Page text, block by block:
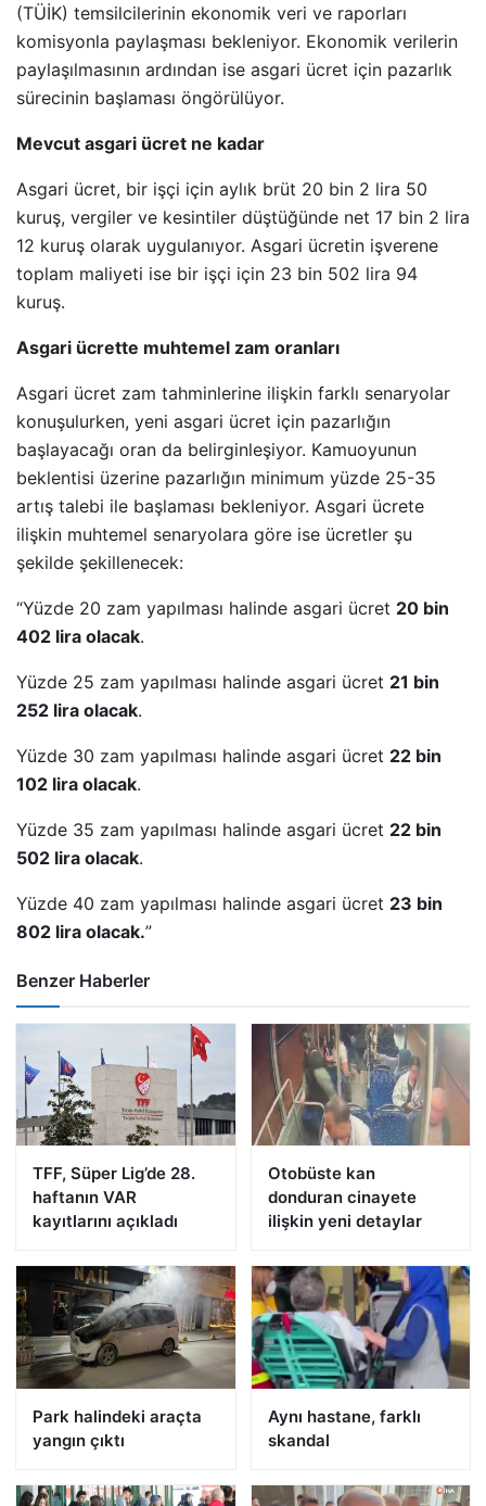
(TÜİK) temsilcilerinin ekonomik veri ve raporları
komisyonla paylaşması bekleniyor. Ekonomik verilerin
paylaşılmasının ardından ise asgari ücret için pazarlık
sürecinin başlaması öngörülüyor.
Mevcut asgari ücret ne kadar
Asgari ücret, bir işçi için aylık brüt 20 bin 2 lira 50
kuruş, vergiler ve kesintiler düştüğünde net 17 bin 2 lira
12 kuruş olarak uygulanıyor. Asgari ücretin işverene
toplam maliyeti ise bir işçi için 23 bin 502 lira 94
kuruş.
Asgari ücrette muhtemel zam oranları
Asgari ücret zam tahminlerine ilişkin farklı senaryolar
konuşulurken, yeni asgari ücret için pazarlığın
başlayacağı oran da belirginleşiyor. Kamuoyunun
beklentisi üzerine pazarlığın minimum yüzde 25-35
artış talebi ile başlaması bekleniyor. Asgari ücrete
ilişkin muhtemel senaryolara göre ise ücretler şu
şekilde şekillenecek:
“Yüzde 20 zam yapılması halinde asgari ücret 20 bin
402 lira olacak.
Yüzde 25 zam yapılması halinde asgari ücret 21 bin
252 lira olacak.
Yüzde 30 zam yapılması halinde asgari ücret 22 bin
102 lira olacak.
Yüzde 35 zam yapılması halinde asgari ücret 22 bin
502 lira olacak.
Yüzde 40 zam yapılması halinde asgari ücret 23 bin
802 lira olacak.”
Benzer Haberler
TFF, Süper Lig’de 28.
haftanın VAR
kayıtlarını açıkladı
Otobüste kan
donduran cinayete
ilişkin yeni detaylar
Park halindeki araçta
yangın çıktı
Aynı hastane, farklı
skandal